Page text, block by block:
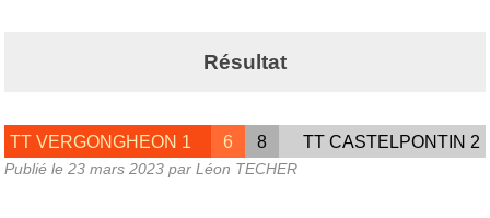
Résultat
TT VERGONGHEON 1 6 8 TT CASTELPONTIN 2
Publié le 23 mars 2023 par Léon TECHER